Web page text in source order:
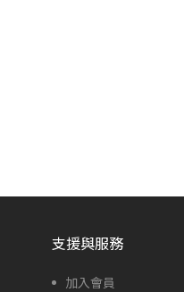
支援與服務
加入會員